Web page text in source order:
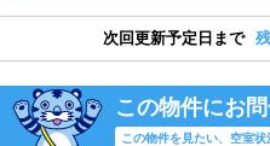
次回更新予定日まで
この物件にお
この物件を見たい、空室